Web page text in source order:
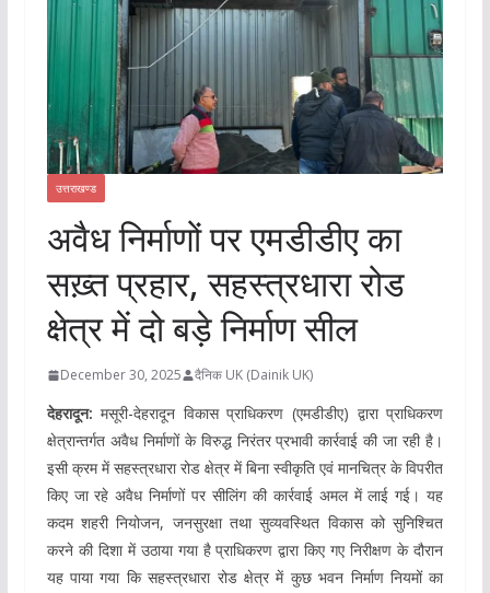
उत्तराखण्ड
अवैध निर्माणों पर एमडीडीए का
सख़्त प्रहार, सहस्त्रधारा रोड
क्षेत्र में दो बड़े निर्माण सील
December 30, 2025 दैनिक UK (Dainik UK)
देहरादून:मसूरी-देहरादून विकास प्राधिकरण (एमडीडीए) द्वारा प्राधिकरण
क्षेत्रान्तर्गत अवैध निर्माणों के विरुद्ध निरंतर प्रभावी कार्रवाई की जा रही है।
इसी क्रम में सहस्त्रधारा रोड क्षेत्र में बिना स्वीकृति एवं मानचित्र के विपरीत
किए जा रहे अवैध निर्माणों पर सीलिंग की कार्रवाई अमल में लाई गई। यह
कदम शहरी नियोजन, जनसुरक्षा तथा सुव्यवस्थित विकास को सुनिश्चित
करने की दिशा में उठाया गया है प्राधिकरण द्वारा किए गए निरीक्षण के दौरान
यह पाया गया कि सहस्त्रधारा रोड क्षेत्र में कुछ भवन निर्माण नियमों का